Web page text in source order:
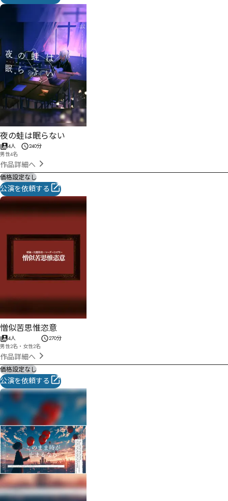
夜の蛙は眠らない
4人
男性4名
240分
作品詳細へ
価格設定なし
公演を依頼する
憎似苦思惟恣意
4人
男性2名・女性2名
270分
作品詳細へ
価格設定なし
公演を依頼する